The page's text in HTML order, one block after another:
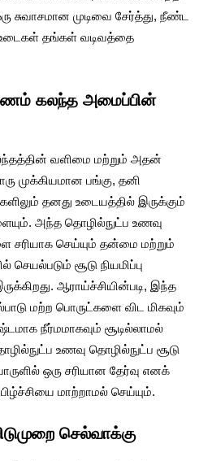
சுவாசமான முடிவை சேர்த்து, நீண்ட
உடைகள் தங்கள் வடிவத்தை
கலந்த அமைப்பின்
வளிமை மற்றும் அதன்
முக்கியமான பங்கு, தனி
தனது உடையத்தில் இருக்கும்
அந்த தொழில்நுட்ப உணவு
சரியாக செய்யும் தன்மை மற்றும்
சூடு நியமிப்பு
ஆராய்ச்சியின்படி, இந்த
மற்ற பொருட்களை விட மிகவும்
நீர்மமாகவும் சூடில்லாமல்
உணவு தொழில்நுட்ப சூடு
ஒரு சரியான தேர்வு எனக்
மாற்றாமல் செய்யும்.
செல்வாக்கு